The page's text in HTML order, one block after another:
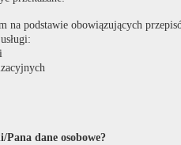
na podstawie obowiązujących
dane osobowe?